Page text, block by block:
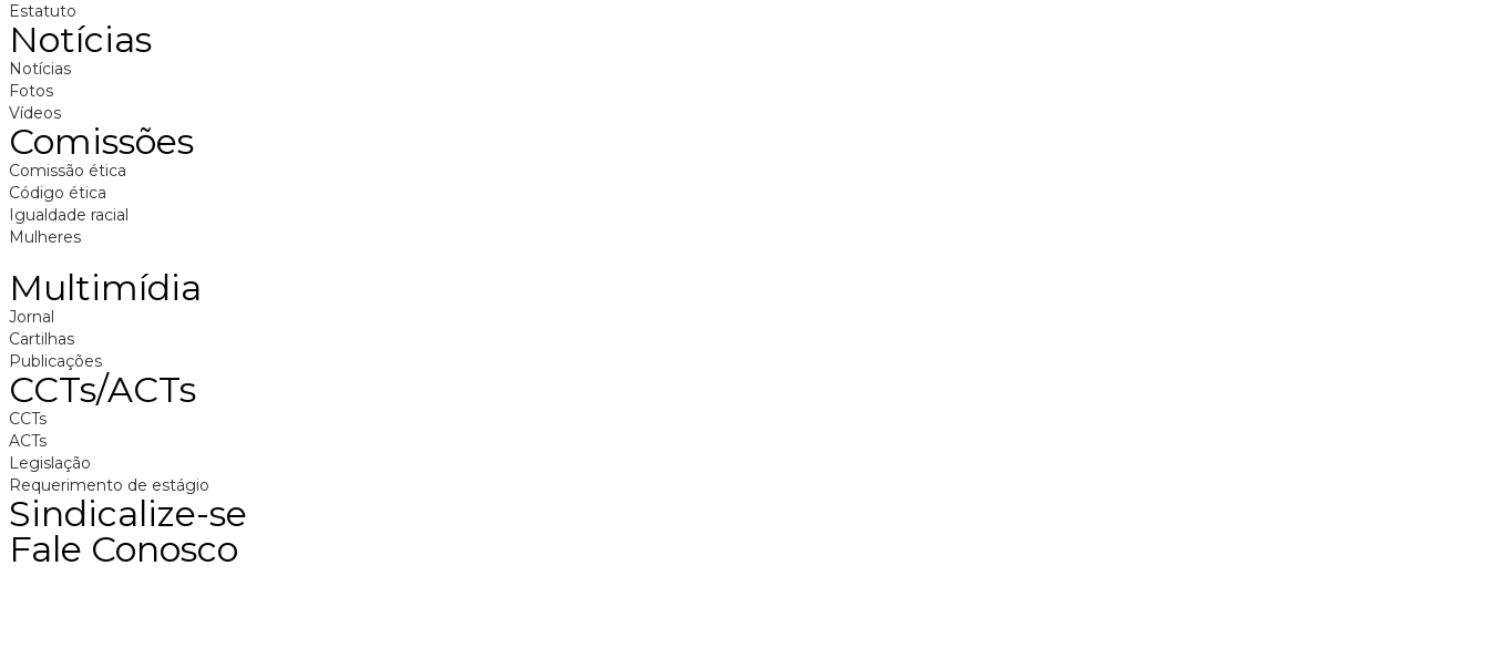
Estatuto
Notícias
Notícias
Fotos
Vídeos
Comissões
Comissão ética
Código ética
Igualdade racial
Mulheres
Multimídia
Jornal
Cartilhas
Publicações
CCTs/ACTs
CCTs
ACTs
Legislação
Requerimento de estágio
Sindicalize-se
Fale Conosco